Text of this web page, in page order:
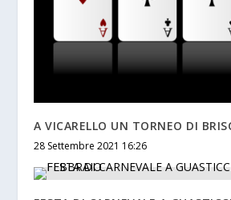
A VICARELLO UN TORNEO DI
28 Settembre 2021 16:26